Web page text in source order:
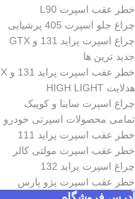
خطر عقب اسپرت L90
چراغ جلو اسپرت 405 پرشیایی
چراغ اسپرت پراید 131 و GTX
جدید ترین ها
خطر عقب اسپرت پراید 131 و GTX
هدلایت HIGH LIGHT
چراغ اسپرت ساینا و کوییک
تمامی محصولات اسپرتی خودرو
خطر عقب اسپرت پراید 111
خطر عقب اسپرت مولتی کالر
چراغ اسپرت پراید 132
خطر عقب اسپرت پژو پارس